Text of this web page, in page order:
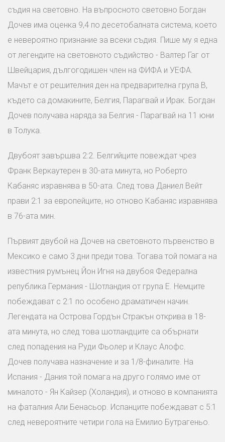
съдия на световно. На въпросното световно Богдан
Дочев има оценка 9,4 по десетобалната система, което
е невероятно признание за всеки съдия. Пише му я една
от легендите на световното съдийство - Валтер Гаг от
Швейцария, дългогодишен член на ФИФА и УЕФА.
Мачът е от решителния ден на предварителна група B,
където са домакините, Белгия, Парагвай и Ирак. Богдан
Дочев получава наряда за Белгия - Парагвай на 11 юни
в Толука.
Двубоят завършва 2:2. Белгийците повеждат чрез
Франк Веркаутерен в 30-ата минута, но Роберто
Кабаняс изравнява в 50-ата. След това Даниел Вейт
прави 2:1 за европейците, но отново Кабаняс изравнява
в 76-ата мин.
Първият двубой на Дочев на световното първенство в
Мексико е само 3 дни преди това. Тогава той помага на
известния румънец Йон Игня на двубоя Федерална
република Германия - Шотландия от група Е. Немците
побеждават с 2:1 по особено драматичен начин.
Легендата на Острова Гордън Стракън открива в 18-
ата минута, но след това шотландците са обърнати
след попадения на Руди Фьолер и Клаус Алофс.
Дочев получава назначение и за 1/8-финалите. На
Испания - Дания той помага на друго голямо име от
миналото - Ян Кайзер (Холандия), и отново в компанията
на фаталния Али Бенасьор. Испанците побеждават с 5:1
след невероятните четири гола на Емилио Бутрагеньо.